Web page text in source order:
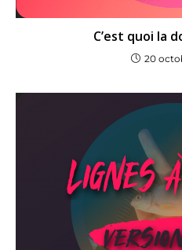
C’est quoi la
20